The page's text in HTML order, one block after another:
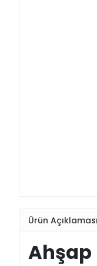
Ürün Açıklaması
Ahşap